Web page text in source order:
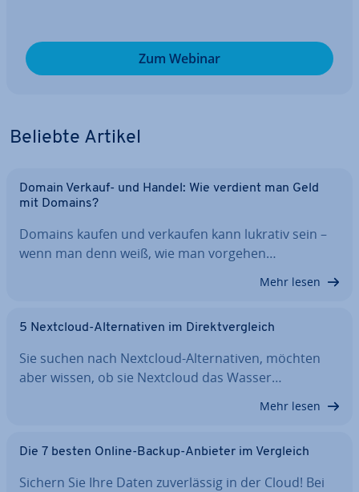
Zum Webinar
Beliebte Artikel
Domain Verkauf- und Handel: Wie verdient man Geld
mit Domains?
Domains kaufen und verkaufen kann lukrativ sein –
wenn man denn weiß, wie man vorgehen…
Mehr lesen
5 Nextcloud-Al­ter­na­ti­ven im Di­rekt­ver­gleich
Sie suchen nach Nextcloud-Al­ter­na­ti­ven, möchten
aber wissen, ob sie Nextcloud das Wasser…
Mehr lesen
Die 7 besten Online-Backup-Anbieter im Vergleich
Sichern Sie Ihre Daten zu­ver­läs­sig in der Cloud! Bei